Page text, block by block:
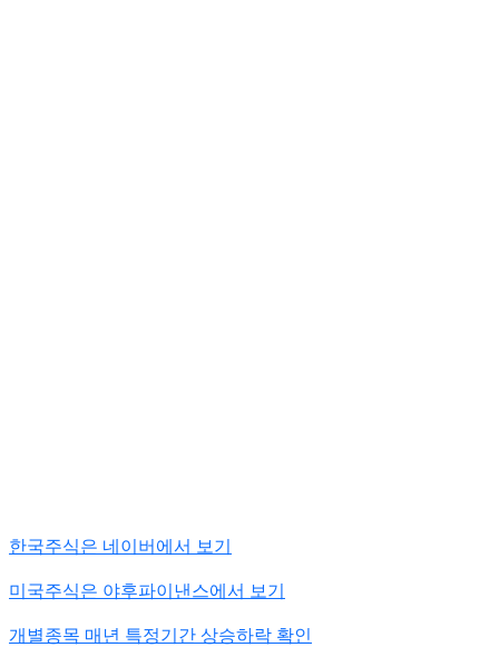
한국주식은 네이버에서 보기
미국주식은 야후파이낸스에서 보기
개별종목 매년 특정기간 상승하락 확인